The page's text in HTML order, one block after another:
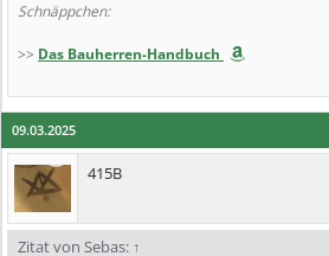
Schnäppchen:
>> Das Bauherren-Handbuch
09.03.2025
415B
Zitat von Sebas: ↑